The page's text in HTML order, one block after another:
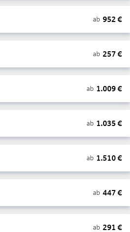
ab 952 €
ab 257 €
ab 1.009€
ab 1.035 €
ab 1.510€
ab 447 €
ab 291 €